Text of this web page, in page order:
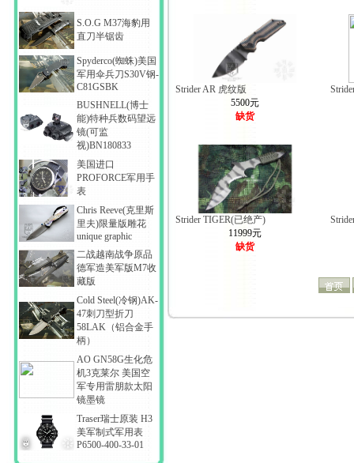
S.O.G M37海豹用
直刀半锯齿
Spyderco(蜘蛛)美国
军用伞兵刀S30V钢-
C81GSBK
BUSHNELL(博士
能)特种兵数码望远
镜(可监
视)BN180833
美国进口
PROFORCE军用手
表
Chris Reeve(克里斯
里夫)限量版雕花
unique graphic
二战越南战争原品
德军造美军版M7收
藏版
Cold Steel(冷钢)AK-
47刺刀型折刀
58LAK（铝合金手
柄）
AO GN58G生化危
机3克莱尔 美国空
军专用雷朋款太阳
镜墨镜
Traser瑞士原装 H3
美军制式军用表
P6500-400-33-01
Strider AR 虎纹版
5500元
缺货
Strider TIGER(已绝产)
11999元
缺货